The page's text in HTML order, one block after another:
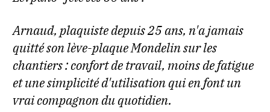
Arnaud, plaquiste depuis 25 ans, n'a jamais
quitté son lève-plaque Mondelin sur les
chantiers : confort de travail, moins de fatigue
et une simplicité d'utilisation qui en font un
vrai compagnon du quotidien.